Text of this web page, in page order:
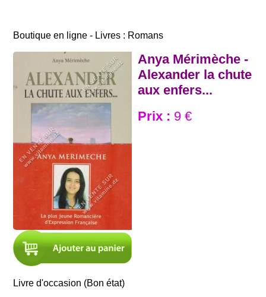
Boutique en ligne - Livres : Romans
Anya Mérimèche -
Alexander la chute
aux enfers...
Prix : 9 €
Livre d'occasion (Bon état)